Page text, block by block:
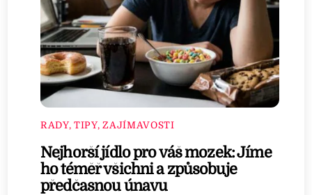
RADY, TIPY, ZAJÍMAVOSTI
Nejhorší jídlo pro váš mozek: Jíme
ho téměř všichni a způsobuje
předčasnou únavu